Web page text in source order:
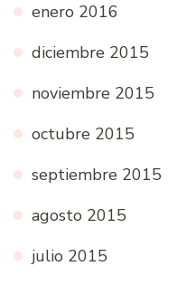
enero 2016
diciembre 2015
noviembre 2015
octubre 2015
septiembre 2015
agosto 2015
julio 2015